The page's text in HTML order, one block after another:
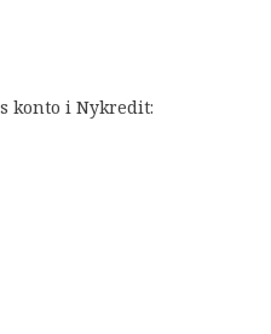
konto i Nykredit: